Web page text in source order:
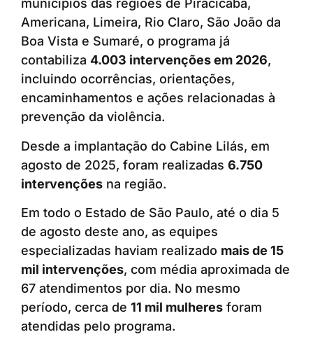
municípios das regiões de Piracicaba,
Americana, Limeira, Rio Claro, São João da
Boa Vista e Sumaré, o programa já
contabiliza 4.003 intervenções em 2026,
incluindo ocorrências, orientações,
encaminhamentos e ações relacionadas à
prevenção da violência.
Desde a implantação do Cabine Lilás, em
agosto de 2025, foram realizadas 6.750
intervenções na região.
Em todo o Estado de São Paulo, até o dia 5
de agosto deste ano, as equipes
especializadas haviam realizado mais de 15
mil intervenções, com média aproximada de
67 atendimentos por dia. No mesmo
período, cerca de 11 mil mulheres foram
atendidas pelo programa.